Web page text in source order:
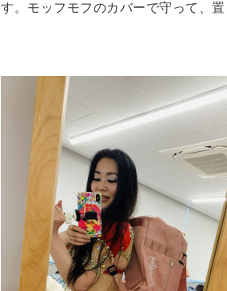
す。モッフモフのカバーで守って、